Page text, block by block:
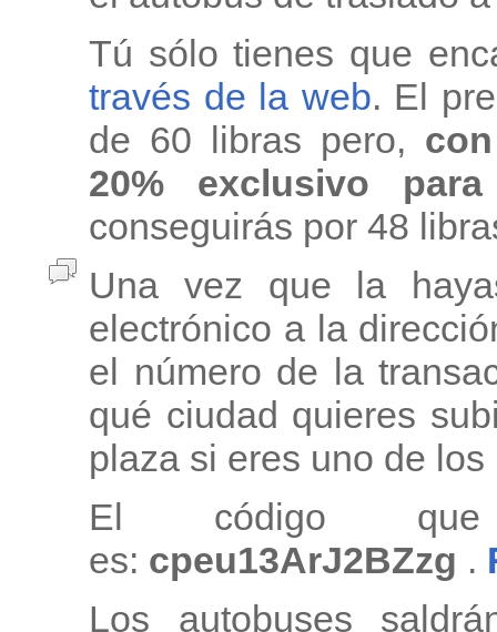
Tú sólo tienes que
través de la web. El
de 60 libras pero,
20% exclusivo
conseguirás por 48
Una vez que la
electrónico a la
el número de la
qué ciudad quieres
plaza si eres uno de
El código
es: cpeu13ArJ2BZzg .
Los autobuses